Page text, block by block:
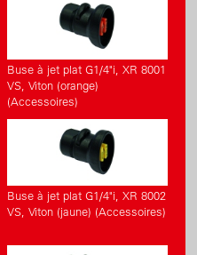
Buse à jet plat G1/4"i, XR 8001
VS, Viton (orange)
(Accessoires)
Buse à jet plat G1/4"i, XR 8002
VS, Viton (jaune) (Accessoires)